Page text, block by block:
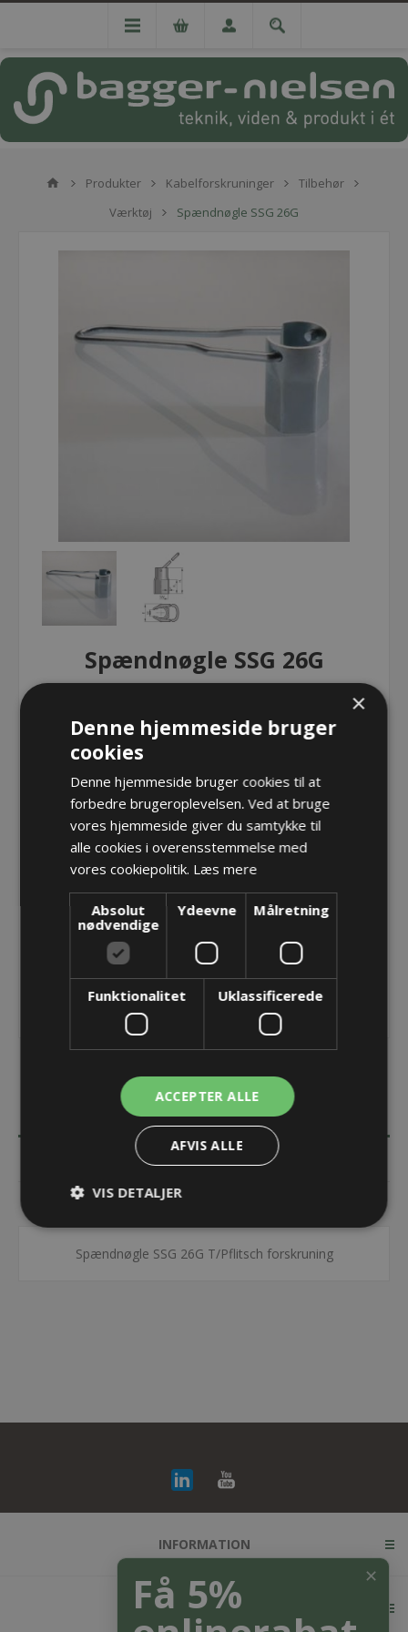
Produkter Kabelforskruninger
Tilbehør
Værktøj
Spændnøgle SSG 26G
Spændnøgle SSG 26G
Spændnøgle SSG 26G
Varenr.: PF SSG 26G
Producent: Pflitsch GmbH & Co. KG
Opret konto for at se priser
KØB
BESKRIVELSE
Spændnøgle SSG 26G T/Pflitsch forskruning
INFORMATION
KUNDESERVICE
✕
Få 5%
×
Denne hjemmeside bruger
cookies
Denne hjemmeside bruger cookies til at
forbedre brugeroplevelsen. Ved at bruge
vores hjemmeside giver du samtykke til
alle cookies i overensstemmelse med
vores cookiepolitik. Læs mere
Absolut
nødvendige
Ydeevne Målretning
Funktionalitet Uklassificerede
ACCEPTER ALLE
AFVIS ALLE
VIS DETALJER